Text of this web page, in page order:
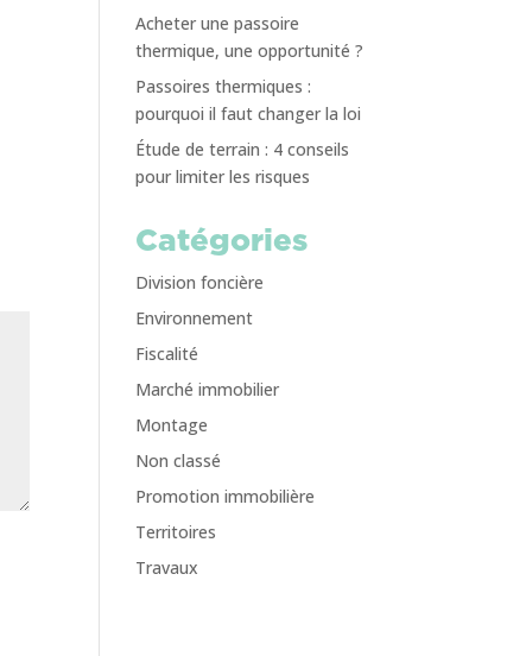
Acheter une passoire
thermique, une opportunité ?
Passoires thermiques :
pourquoi il faut changer la loi
Étude de terrain : 4 conseils
pour limiter les risques
Catégories
Division foncière
Environnement
Fiscalité
Marché immobilier
Montage
Non classé
Promotion immobilière
Territoires
Travaux